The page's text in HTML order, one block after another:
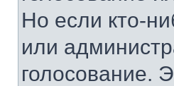
Но если кто-
или
голосование.